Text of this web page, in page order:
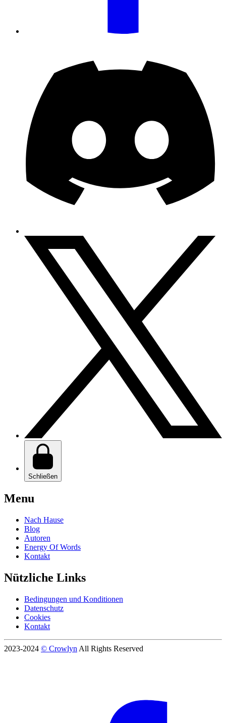
Schließen
Menu
Nach Hause
Blog
Autoren
Energy Of Words
Kontakt
Nützliche Links
Bedingungen und Konditionen
Datenschutz
Cookies
Kontakt
2023-2024 © Crowlyn All Rights Reserved